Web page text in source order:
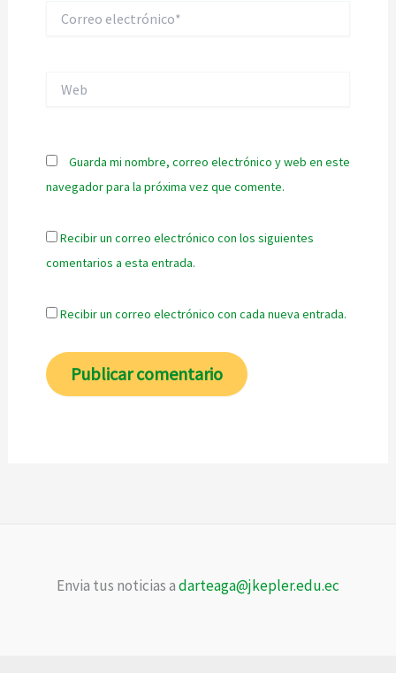
electrónico*
Guarda mi nombre, correo electrónico y web en este
navegador para la próxima vez que comente.
Recibir un correo electrónico con los siguientes
comentarios a esta entrada.
Recibir un correo electrónico con cada nueva entrada.
Envia tus noticias adarteaga@jkepler.edu.ec